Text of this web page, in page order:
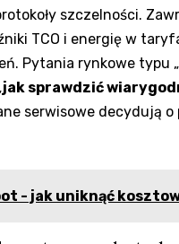
szczelności.
TCO i energię w
Pytania rynkowe typu „
jak sprawdzić
serwisowe decydują
- jak uniknąć